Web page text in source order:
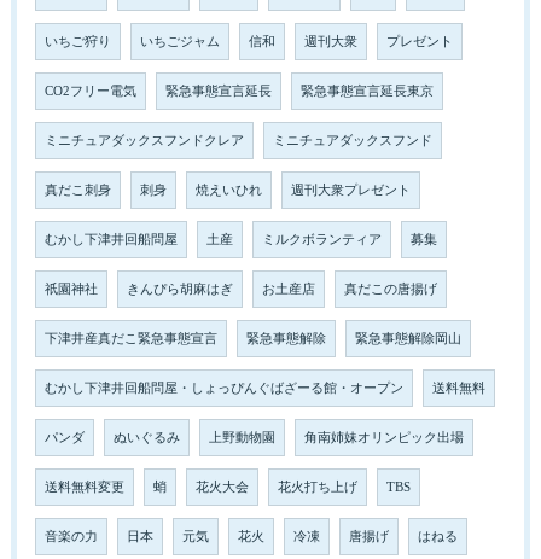
いちご狩り いちごジャム 信和 週刊大衆 プレゼント
CO2フリー電気 緊急事態宣言延長 緊急事態宣言延長東京
ミニチュアダックスフンドクレア ミニチュアダックスフンド
真だこ刺身 刺身 焼えいひれ 週刊大衆プレゼント
むかし下津井回船問屋 土産 ミルクボランティア 募集
祇園神社 きんぴら胡麻はぎ お土産店 真だこの唐揚げ
下津井産真だこ緊急事態宣言 緊急事態解除 緊急事態解除岡山
むかし下津井回船問屋・しょっぴんぐばざーる館・オープン 送料無料
パンダ ぬいぐるみ 上野動物園 角南姉妹オリンピック出場
送料無料変更 蛸 花火大会 花火打ち上げ TBS
音楽の力 日本 元気 花火 冷凍 唐揚げ はねる